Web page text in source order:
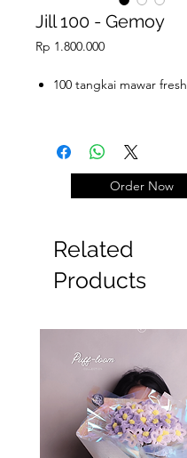
Jill 100 - Gemoy
Rp 1.800.000Price
100 tangkai mawar fresh
Order Now
Related
Products